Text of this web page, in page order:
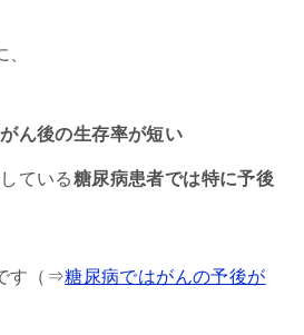
ん後の生存率が短い
ている糖尿病患者では特に予後
す（⇒糖尿病ではがんの予後が